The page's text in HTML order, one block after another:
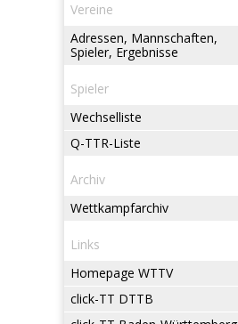
Vereine
Adressen, Mannschaften,
Spieler, Ergebnisse
Spieler
Wechselliste
Q-TTR-Liste
Archiv
Wettkampfarchiv
Links
Homepage WTTV
click-TT DTTB